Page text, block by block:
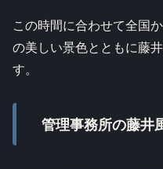
この時間に合わせて全国
の美しい景色とともに藤
す。
管理事務所の藤井